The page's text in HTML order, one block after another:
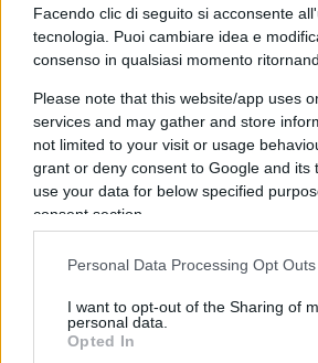
Facendo clic di seguito si acconsente
tecnologia. Puoi cambiare idea e
consenso in qualsiasi momento
Please note that this website/app uses
services and may gather and store
not limited to your visit or usage
grant or deny consent to Google and its
use your data for below specified
consent section.
Personal Data Processing Opt Outs
I want to opt-out of the Sharing of
personal data.
Opted In
Le scene viste ieri in diretta
eufemismo, rivoltanti. L’agente
stato sommerso da una
quali, pur essendo in netta
hanno esitato acolpire il
ricorrendo anche alle
pupazzo.
Si è salvato, l’agente, solo
avuto il coraggio